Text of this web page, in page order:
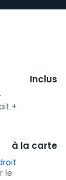
Inclus
+
à la carte
le